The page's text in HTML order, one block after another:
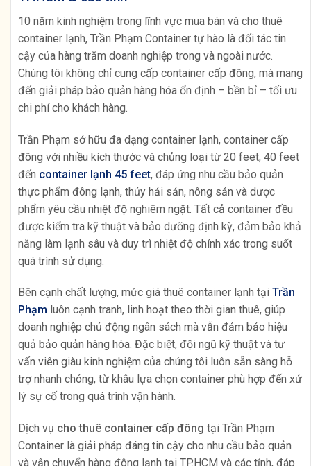
10 năm kinh nghiệm trong lĩnh vực mua bán và cho thuê
container lạnh, Trần Phạm Container tự hào là đối tác tin
cậy của hàng trăm doanh nghiệp trong và ngoài nước.
Chúng tôi không chỉ cung cấp container cấp đông, mà mang
đến giải pháp bảo quản hàng hóa ổn định – bền bỉ – tối ưu
chi phí cho khách hàng.
Trần Phạm sở hữu đa dạng container lạnh, container cấp
đông với nhiều kích thước và chủng loại từ 20 feet, 40 feet
đến container lạnh 45 feet, đáp ứng nhu cầu bảo quản
thực phẩm đông lạnh, thủy hải sản, nông sản và dược
phẩm yêu cầu nhiệt độ nghiêm ngặt. Tất cả container đều
được kiểm tra kỹ thuật và bảo dưỡng định kỳ, đảm bảo khả
năng làm lạnh sâu và duy trì nhiệt độ chính xác trong suốt
quá trình sử dụng.
Bên cạnh chất lượng, mức giá thuê container lạnh tại Trần
Phạm luôn cạnh tranh, linh hoạt theo thời gian thuê, giúp
doanh nghiệp chủ động ngân sách mà vẫn đảm bảo hiệu
quả bảo quản hàng hóa. Đặc biệt, đội ngũ kỹ thuật và tư
vấn viên giàu kinh nghiệm của chúng tôi luôn sẵn sàng hỗ
trợ nhanh chóng, từ khâu lựa chọn container phù hợp đến xử
lý sự cố trong quá trình vận hành.
Dịch vụ cho thuê container cấp đông tại Trần Phạm
Container là giải pháp đáng tin cậy cho nhu cầu bảo quản
và vận chuyển hàng đông lạnh tại TP.HCM và các tỉnh, đáp